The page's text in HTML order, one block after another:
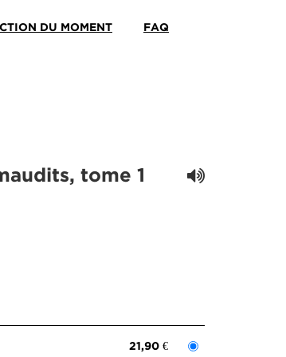
DU MOMENT FAQ
tome 1
21,90 €